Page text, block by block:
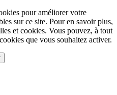
pour améliorer votre
sur ce site. Pour en savoir plus,
et cookies. Vous pouvez, à tout
que vous souhaitez activer.